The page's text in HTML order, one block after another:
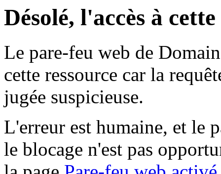
Désolé, l'accès à
Le pare-feu web de
cette ressource car la
jugée suspicieuse.
L'erreur est humaine, et le
le blocage n'est pas